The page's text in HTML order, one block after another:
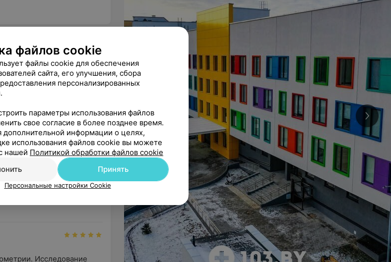
врач которого я
отношение ...
онколог
это во первых
Исследование
файлов cookie
файлы cookie для обеспечения
сайта, его улучшения, сбора
персонализированных
параметры использования файлов
свое согласие в более позднее время.
дополнительной информации о целях,
использования файлов cookie вы можете
нашей Политикой обработки файлов cookie
Принять
Персональные настройки Cookie